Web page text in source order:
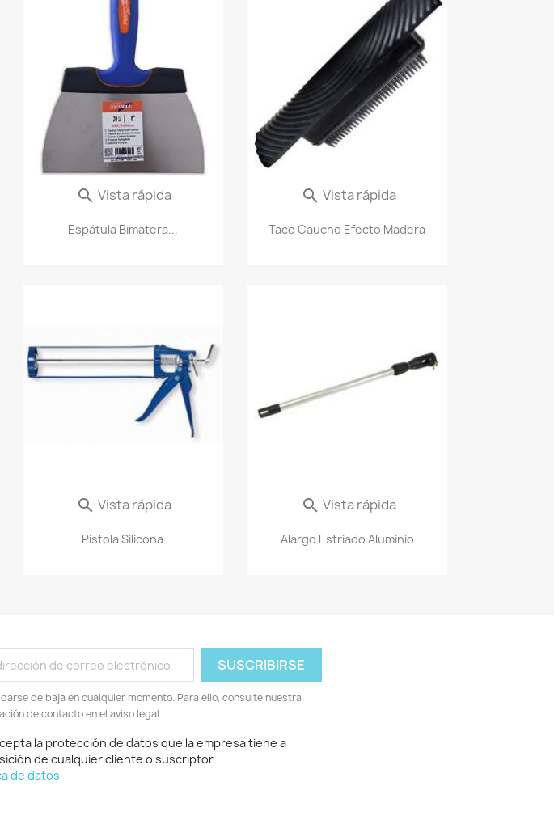
Espátula Bimatera...
 Vista rápida
Taco Caucho Efecto Madera
 Vista rápida
Pistola Silicona
 Vista rápida
Alargo Estriado Aluminio
 Vista rápida
de baja en cualquier momento. Para ello, consulte nuestra
de contacto en el aviso legal.
la protección de datos que la empresa tiene a
de cualquier cliente o suscriptor.
de datos